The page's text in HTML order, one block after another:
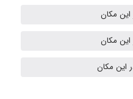
این مکان
این مکان
این مکان